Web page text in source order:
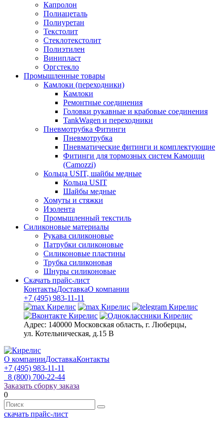
Капролон
Полиацеталь
Полиуретан
Текстолит
Стеклотекстолит
Полиэтилен
Винипласт
Оргстекло
Промышленные товары
Камлоки (переходники)
Камлоки
Ремонтные соединения
Головки рукавные и крабовые соединения
TankWagen и переходники
Пневмотрубка Фитинги
Пневмотрубка
Пневматические фитинги и комплектующие
Фитинги для тормозных систем Камоцци
(Camozzi)
Кольца USIT, шайбы медные
Кольца USIT
Шайбы медные
Хомуты и стяжки
Изолента
Промышленный текстиль
Силиконовые материалы
Рукава силиконовые
Патрубки силиконовые
Силиконовые пластины
Трубка силиконовая
Шнуры силиконовые
Скачать прайс-лист
КонтактыДоставкаО компании
+7 (495) 983-11-11
Адрес: 140000 Московская область, г. Люберцы,
ул. Котельническая, д.15 В
О компанииДоставкаКонтакты
+7 (495) 983-11-11
8 (800) 700-22-44
Заказать сборку заказа
0
скачать прайс-лист